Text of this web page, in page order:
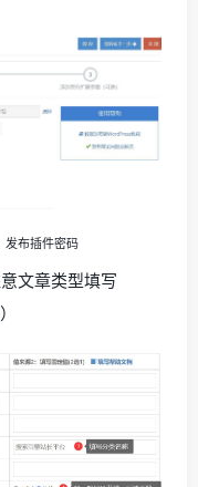
发布插件密码
文章类型填写